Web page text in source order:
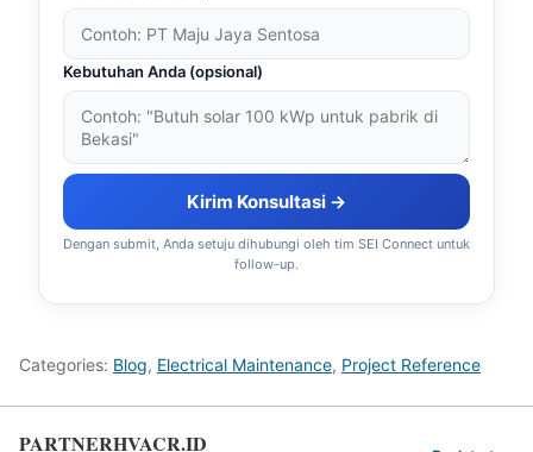
Kebutuhan Anda (opsional)
Kirim Konsultasi →
Dengan submit, Anda setuju dihubungi oleh tim SEI Connect untuk
follow-up.
Categories: Blog, Electrical Maintenance, Project Reference
PARTNERHVACR.ID